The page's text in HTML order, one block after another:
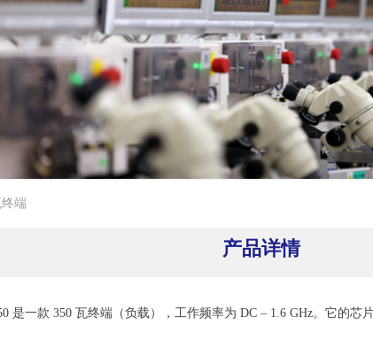
终端
是一款 350 瓦终端（负载），工作频率为 DC – 1.6 GHz。它的
产品详情